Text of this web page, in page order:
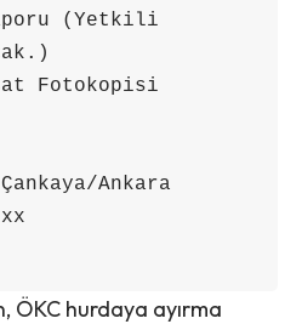
(Yetkili
Fotokopisi
Ankara
ÖKC hurdaya ayırma